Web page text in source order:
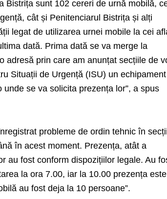
Bistrița sunt 102 cereri de urnă mobilă,
cât și Penitenciarul Bistrița și alți
legat de utilizarea urnei mobile la cei
dată. Prima dată se va merge la
adresă prin care am anunțat secțiile de
Situații de Urgență (ISU) un echipament
se va solicita prezența lor”, a spus
probleme de ordin tehnic în
în acest moment. Prezența, atât a
au fost conform dispozițiilor legale. Au
la ora 7.00, iar la 10.00 prezența
au fost deja la 10 persoane”.